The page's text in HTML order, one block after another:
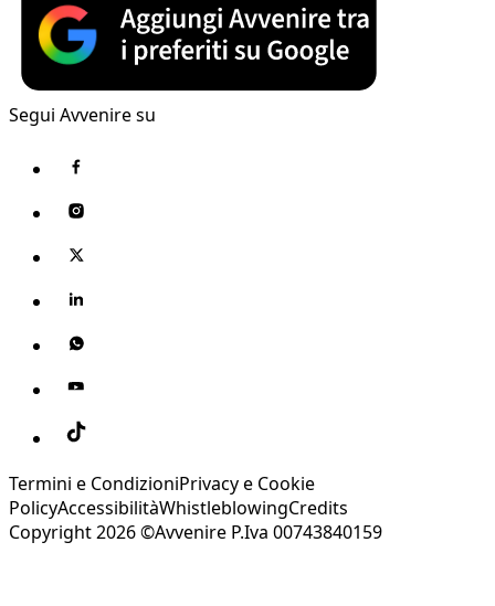
Segui Avvenire su
Termini e CondizioniPrivacy e Cookie
PolicyAccessibilitàWhistleblowingCredits
Copyright 2026 ©Avvenire P.Iva 00743840159